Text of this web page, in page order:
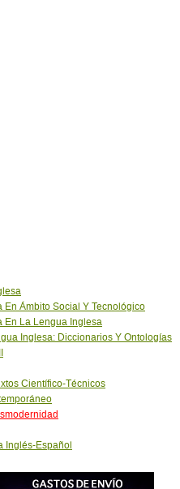
Ámbito Social Y Tecnológico
En La Lengua Inglesa
Inglesa: Diccionarios Y Ontologías
Científico-Técnicos
Inglés-Español